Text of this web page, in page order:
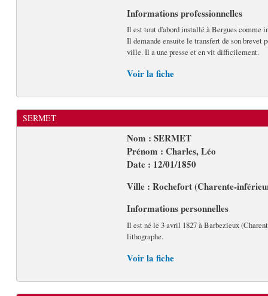
Informations professionnelles
Il est tout d'abord installé à Bergues comme
Il demande ensuite le transfert de son brevet
ville. Il a une presse et en vit difficilement.
Voir la fiche
SERMET
Nom : SERMET
Prénom : Charles, Léo
Date : 12/01/1850
Ville : Rochefort (Charente-
Informations personnelles
Il est né le 3 avril 1827 à Barbezieux
lithographe.
Voir la fiche